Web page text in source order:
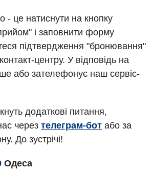
- це натиснути на кнопку
і заповнити форму
підтвердження "бронювання"
центру. У відповідь на
або зателефонує наш сервіс-
додаткові питання,
через телеграм-бот або за
До зустрічі!
Одеса